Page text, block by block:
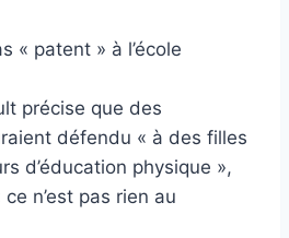
« patent » à l’école
précise que des
défendu « à des filles
d’éducation physique »,
n’est pas rien au